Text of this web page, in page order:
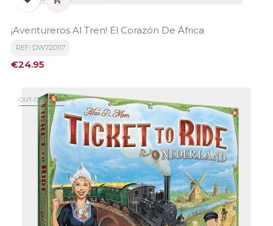
¡Aventureros Al Tren! El Corazón De África
REF: DW720117
Price
€24.95
OUT-OF-STOCK